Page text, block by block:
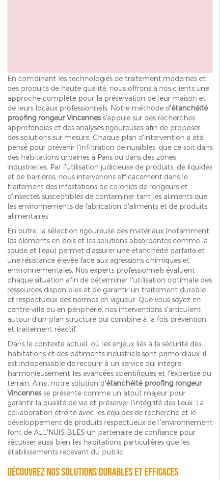
En combinant les technologies de traitement modernes et
des produits de haute qualité, nous offrons à nos clients une
approche complète pour la préservation de leur maison et
de leurs locaux professionnels. Notre méthode d'étanchéité
proofing rongeur Vincenness'appuie sur des recherches
approfondies et des analyses rigoureuses afin de proposer
des solutions sur mesure. Chaque plan d'intervention a été
pensé pour prévenir l'infiltration de nuisibles, que ce soit dans
des habitations urbaines à Paris ou dans des zones
industrielles. Par l'utilisation judicieuse de produits, de liquides
et de barrières, nous intervenons efficacement dans le
traitement des infestations de colonies de rongeurs et
d'insectes susceptibles de contaminer tant les aliments que
les environnements de fabrication d'aliments et de produits
alimentaires.
En outre, la sélection rigoureuse des matériaux (notamment
les éléments en bois et les solutions absorbantes comme la
soude et l'eau) permet d'assurer une étanchéité parfaite et
une résistance élevée face aux agressions chimiques et
environnementales. Nos experts professionnels évaluent
chaque situation afin de déterminer l'utilisation optimale des
ressources disponibles et de garantir un traitement durable
et respectueux des normes en vigueur. Que vous soyez en
centre-ville ou en périphérie, nos interventions s'articulent
autour d'un plan structuré qui combine à la fois prévention
et traitement réactif.
Dans le contexte actuel, où les enjeux liés à la sécurité des
habitations et des bâtiments industriels sont primordiaux, il
est indispensable de recourir à un service qui intègre
harmonieusement les avancées scientifiques et l'expertise du
terrain. Ainsi, notre solution d'étanchéité proofing rongeur
Vincennesse présente comme un atout majeur pour
garantir la qualité de vie et préserver l'intégrité des lieux. La
collaboration étroite avec les équipes de recherche et le
développement de produits respectueux de l'environnement
font de ALL'NUISIBLES un partenaire de confiance pour
sécuriser aussi bien les habitations particulières que les
établissements recevant du public.
Découvrez nos solutions durables et efficaces